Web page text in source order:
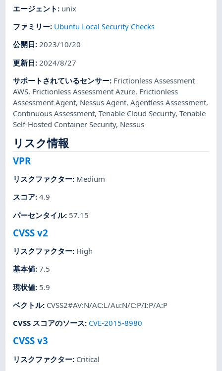
エージェント : unix
ファミリー: Ubuntu Local Security Checks
公開日:2023/10/20
更新日: 2024/8/27
サポートされているセンサー: Frictionless Assessment
AWS, Frictionless Assessment Azure, Frictionless
Assessment Agent, Nessus Agent,Agentless Assessment,
Continuous Assessment,Tenable Cloud Security,Tenable
Self-Hosted Container Security, Nessus
リスク情報
VPR
リスクファクター: Medium
スコア:4.9
パーセンタイル: 57.15
CVSS v2
リスクファクター: High
基本値:7.5
現状値: 5.9
ベクトル: CVSS2#AV:N/AC:L/Au:N/C:P/I:P/A:P
CVSS スコアのソース: CVE-2015-8980
CVSS v3
リスクファクター: Critical